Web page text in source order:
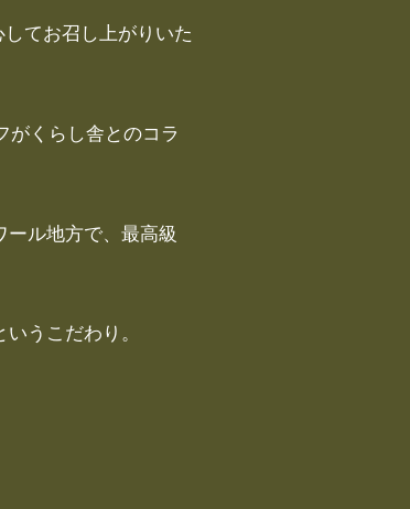
てお召し上がりいた
くらし舎とのコラ
ル地方で、最高級
うこだわり。